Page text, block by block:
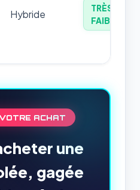
Hybride
TRÈS
FAIBLE
ACHAT
une
gagée